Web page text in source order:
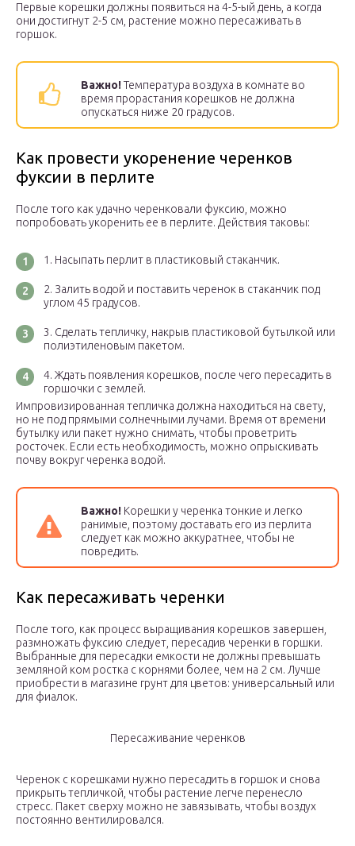
Первые корешки должны появиться на 4-5-ый день, а когда
они достигнут 2-5 см, растение можно пересаживать в
горшок.
Важно!Температура воздуха в комнате во
время прорастания корешков не должна
опускаться ниже 20 градусов.
Как провести укоренение черенков
фуксии в перлите
После того как удачно черенковали фуксию, можно
попробовать укоренить ее в перлите. Действия таковы:
Насыпать перлит в пластиковый стаканчик.
Залить водой и поставить черенок в стаканчик под
углом 45 градусов.
Сделать тепличку, накрыв пластиковой бутылкой или
полиэтиленовым пакетом.
Ждать появления корешков, после чего пересадить в
горшочки с землей.
Импровизированная тепличка должна находиться на свету,
но не под прямыми солнечными лучами. Время от времени
бутылку или пакет нужно снимать, чтобы проветрить
росточек. Если есть необходимость, можно опрыскивать
почву вокруг черенка водой.
Важно! Корешки у черенка тонкие и легко
ранимые, поэтому доставать его из перлита
следует как можно аккуратнее, чтобы не
повредить.
Как пересаживать черенки
После того, как процесс выращивания корешков завершен,
размножать фуксию следует, пересадив черенки в горшки.
Выбранные для пересадки емкости не должны превышать
земляной ком ростка с корнями более, чем на 2 см. Лучше
приобрести в магазине грунт для цветов: универсальный или
для фиалок.
Пересаживание черенков
Черенок с корешками нужно пересадить в горшок и снова
прикрыть тепличкой, чтобы растение легче перенесло
стресс. Пакет сверху можно не завязывать, чтобы воздух
постоянно вентилировался.